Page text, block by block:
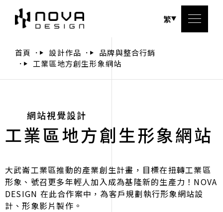
繁
首頁 設計作品
品牌與整合行銷
工業區地方創生形象網站
網站視覺設計
工業區地方創生形象網站
大武崙工業區推動的產業創生計畫，目標在扭轉工業區
形象、號召更多年輕人加入成為基隆新的生產力！NOVA
DESIGN 在此合作案中，為客戶規劃執行形象網站設
計、形象影片製作。
設
聯